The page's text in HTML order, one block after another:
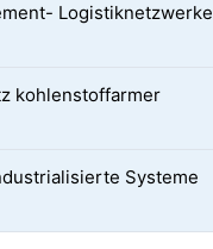
Logistiknetzwerke
kohlenstoffarmer
Systeme